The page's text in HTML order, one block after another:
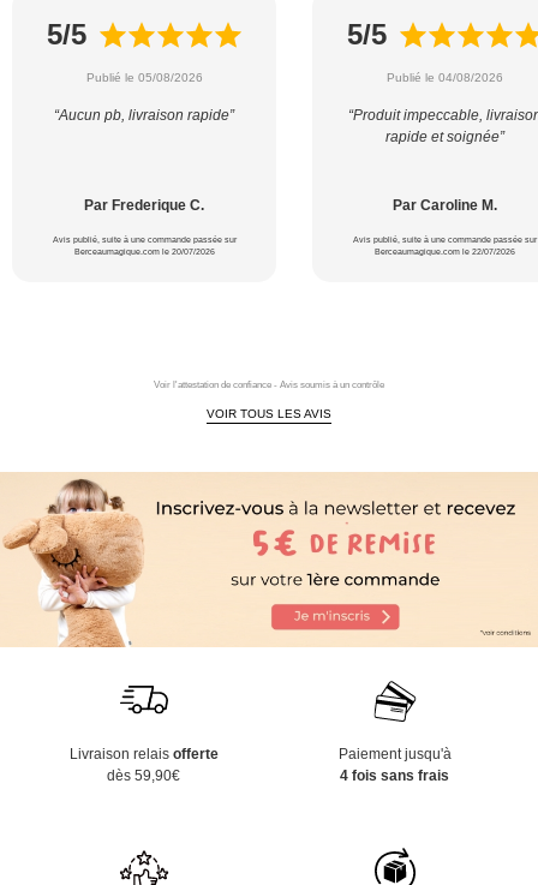
5/5
Publié le 05/08/2026
“Aucun pb, livraison rapide”
Par Frederique C.
Avis publié, suite à une commande passée sur
Berceaumagique.com le 20/07/2026
5/5
Publié le 04/08/2026
“Produit impeccable,
rapide et soignée”
Par Caroline M.
Avis publié, suite à une commande passée sur
Berceaumagique.com le 22/07/2026
Voir l'attestation de confiance - Avis soumis à un contrôle
VOIR TOUS LES AVIS
Livraison relais offerte
dès 59,90€
Paiement jusqu'à
4 fois sans frais